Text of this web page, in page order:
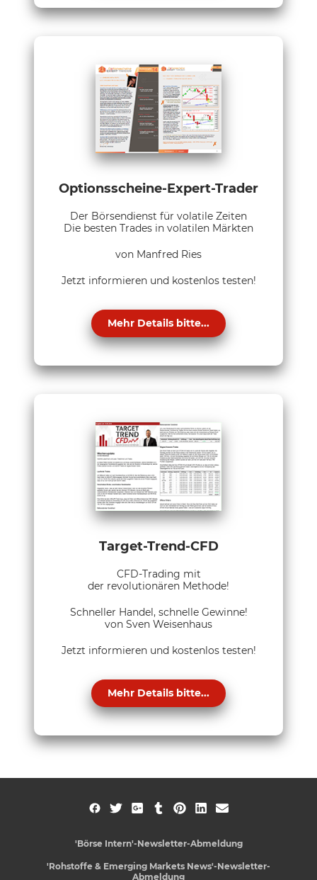
Optionsscheine-Expert-Trader
Der Börsendienst für volatile Zeiten
Die besten Trades in volatilen Märkten
von Manfred Ries
Jetzt informieren und kostenlos testen!
Mehr Details bitte...
Target-Trend-CFD
CFD-Trading mit
der revolutionären Methode!
Schneller Handel, schnelle Gewinne!
von Sven Weisenhaus
Jetzt informieren und kostenlos testen!
Mehr Details bitte...
'Börse Intern'-Newsletter-Abmeldung
'Rohstoffe & Emerging Markets News'-Newsletter-
Abmeldung